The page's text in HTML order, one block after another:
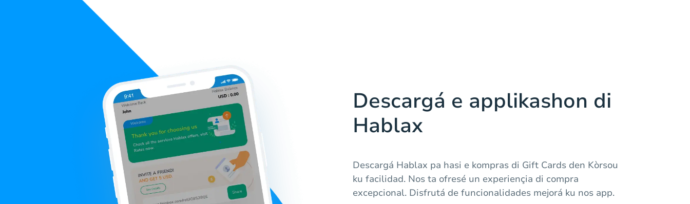
Descargá e applikashon di
Hablax
Descargá Hablax pa hasi e kompras di Gift Cards den Kòrsou
ku facilidad. Nos ta ofresé un experiençia di compra
excepcional. Disfrutá de funcionalidades mejorá ku nos app.